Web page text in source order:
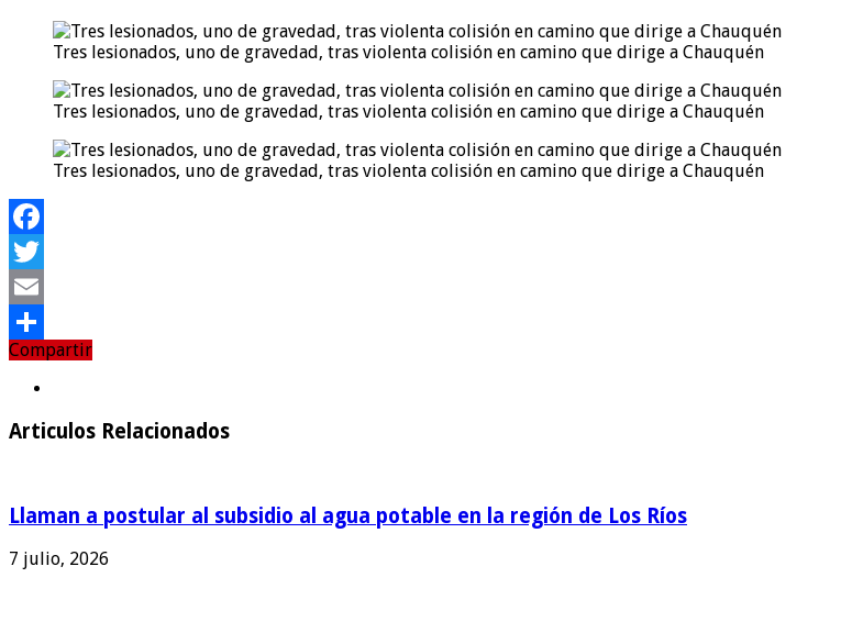
Tres lesionados, uno de gravedad, tras violenta colisión en camino que dirige a Chauquén
Tres lesionados, uno de gravedad, tras violenta colisión en camino que dirige a Chauquén
Tres lesionados, uno de gravedad, tras violenta colisión en camino que dirige a Chauquén
Facebook
Twitter
Email
Compartir
Compartir
Articulos Relacionados
Llaman a postular al subsidio al agua potable en la región de Los Ríos
7 julio, 2026